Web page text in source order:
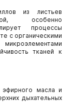
из листьев
особенно
процессы
с органическими
тканей к
эфирного масла и
дыхательных